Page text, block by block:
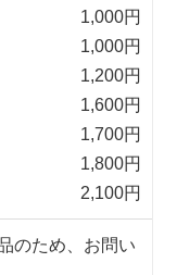
1,000円
1,000円
1,200円
1,600円
1,700円
1,800円
2,100円
のため、お問い